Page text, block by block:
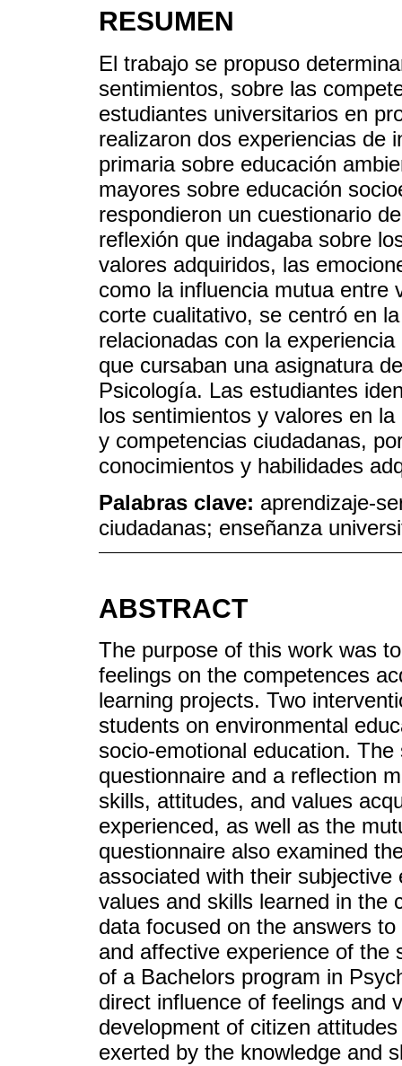
RESUMEN
El trabajo se propuso
sentimientos, sobre las
estudiantes universitarios en
realizaron dos experiencias de
primaria sobre educación
mayores sobre educación
respondieron un cuestionario
reflexión que indagaba sobre
valores adquiridos, las
como la influencia mutua entre
corte cualitativo, se centró en
relacionadas con la
que cursaban una asignatura
Psicología. Las estudiantes
los sentimientos y valores en
y competencias ciudadanas,
conocimientos y habilidades
Palabras clave: aprendizaje-
ciudadanas; enseñanza
ABSTRACT
The purpose of this work was
feelings on the competences
learning projects. Two
students on environmental
socio-emotional education.
questionnaire and a reflection
skills, attitudes, and values
experienced, as well as the
questionnaire also examined
associated with their
values and skills learned in the
data focused on the answers
and affective experience of the
of a Bachelors program in
direct influence of feelings and
development of citizen
exerted by the knowledge and